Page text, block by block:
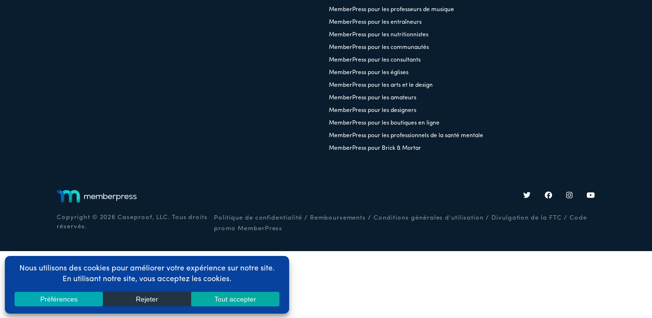
MemberPress pour les professeurs de musique
MemberPress pour les entraîneurs
MemberPress pour les nutritionnistes
MemberPress pour les communautés
MemberPress pour les consultants
MemberPress pour les églises
MemberPress pour les arts et le design
MemberPress pour les amateurs
MemberPress pour les designers
MemberPress pour les boutiques en ligne
MemberPress pour les professionnels de la santé mentale
MemberPress pour Brick & Mortar
Copyright © 2026 Caseproof, LLC. Tous droits
réservés.
Politique de confidentialité / Remboursements / Conditions générales d'utilisation / Divulgation de la FTC / Code
promo MemberPress